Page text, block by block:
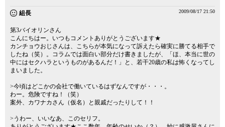
組長 2009/08/17 21:50
第3バイオリンさん
こんにちはー。いつもコメントありがとうございます★
カンチョウおじさんは、こちらが本気になって訴えたら確実に勝てる相手で
したね（笑）。コラムでは面白い部分だけ書きましたが、「ほ、本当に世の
中にはセクハラというものがあるんだ！」と、若干20歳の私は怖くなってし
まいました。
>今頃はどこかの会社で働いているはずなんですが・・・。
わー。危険ですね！（笑）
案外、カワナカさん（仮名）と親戚だったりして！！
>うわー、いいなあ、このセリフ。